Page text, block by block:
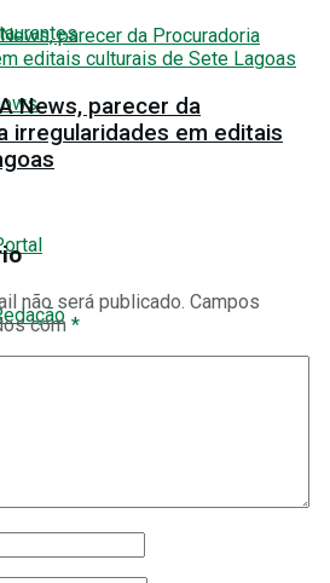
News, parecer da
irregularidades em editais
não será publicado. Campos
com *